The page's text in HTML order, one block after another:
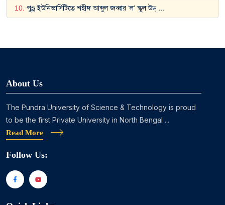
10. পুণ্ড্র ইউনিভার্সিটিতে শহীদ আব্দুল জব্বার ‘ল’ স্কুল উদ্...
About Us
The Pundra University of Science & Technology is proud
to be the first Private University in North Bengal ...
Read More
Follow Us: